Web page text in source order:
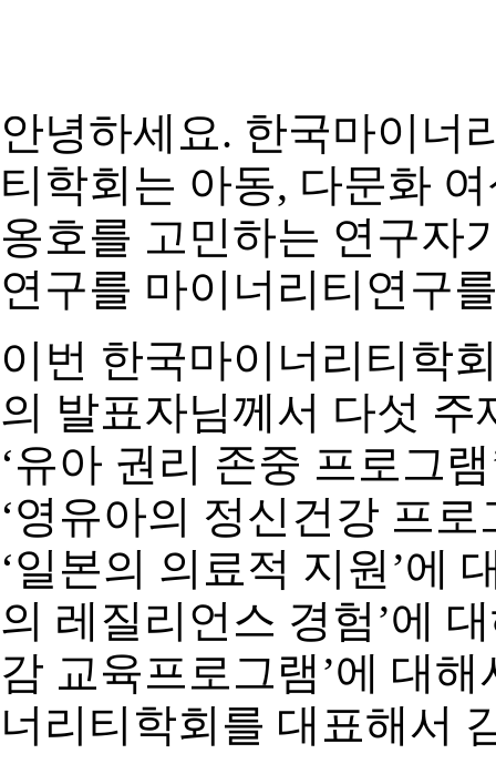
안녕하세요. 한국마이너
티학회는 아동, 다문화
옹호를 고민하는 연구자
연구를 마이너리티연구
이번 한국마이너리티학
의 발표자님께서 다섯
‘유아 권리 존중 프로그램
‘영유아의 정신건강 프로
‘일본의 의료적 지원 ’에
의 레질리언스 경험 ’에
감 교육프로그램’에 대
너리티학회를 대표해서